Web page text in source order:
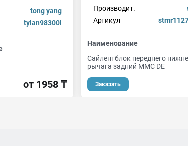
tong yang
tylan98300l
от 1958 ₸
Производит.
Артикул
Наименование
Сайлентблок переднего
рычага задний MMC DE
Заказать